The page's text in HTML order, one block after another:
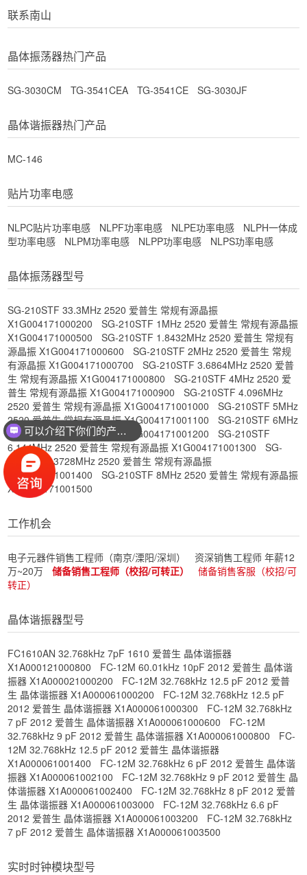
联系南山
晶体振荡器热门产品
SG-3030CM TG-3541CEA TG-3541CE SG-3030JF
晶体谐振器热门产品
MC-146
贴片功率电感
NLPC贴片功率电感 NLPF功率电感 NLPE功率电感
NLPH一体成
型功率电感
NLPM功率电感 NLPP功率电感 NLPS功率电感
晶体振荡器型号
SG-210STF 33.3MHz 2520 爱普生 常规有源晶振
X1G004171000200
SG-210STF 1MHz 2520 爱普生 常规有源晶振
X1G004171000500
SG-210STF 1.8432MHz 2520 爱普生 常规有
源晶振 X1G004171000600
SG-210STF 2MHz 2520 爱普生 常规
有源晶振 X1G004171000700
SG-210STF 3.6864MHz 2520 爱普
生 常规有源晶振 X1G004171000800
SG-210STF 4MHz 2520 爱
普生 常规有源晶振 X1G004171000900
SG-210STF 4.096MHz
2520 爱普生 常规有源晶振 X1G004171001000
SG-210STF 5MHz
2520 爱普生 常规有源晶振 X1G004171001100
SG-210STF 6MHz
2520 爱普生 常规有源晶振 X1G004171001200
SG-210STF
6.144MHz 2520 爱普生 常规有源晶振 X1G004171001300
SG-
210STF 7.3728MHz 2520 爱普生 常规有源晶振
X1G004171001400
SG-210STF 8MHz 2520 爱普生 常规有源晶振
X1G004171001500
工作机会
电子元器件销售工程师（南京/溧阳/深圳）
资深销售工程师 年薪12
万~20万
储备销售工程师（校招/可转正）
储备销售客服（校招/可
转正）
晶体谐振器型号
FC1610AN 32.768kHz 7pF 1610 爱普生 晶体谐振器
X1A000121000800
FC-12M 60.01kHz 10pF 2012 爱普生 晶体谐
振器 X1A000021000200
FC-12M 32.768kHz 12.5 pF 2012 爱普
生 晶体谐振器 X1A000061000200
FC-12M 32.768kHz 12.5 pF
2012 爱普生 晶体谐振器 X1A000061000300
FC-12M 32.768kHz
7 pF 2012 爱普生 晶体谐振器 X1A000061000600
FC-12M
32.768kHz 9 pF 2012 爱普生 晶体谐振器 X1A000061000800
FC-
12M 32.768kHz 12.5 pF 2012 爱普生 晶体谐振器
X1A000061001400
FC-12M 32.768kHz 6 pF 2012 爱普生 晶体谐
振器 X1A000061002100
FC-12M 32.768kHz 9 pF 2012 爱普生 晶
体谐振器 X1A000061002400
FC-12M 32.768kHz 8 pF 2012 爱普
生 晶体谐振器 X1A000061003000
FC-12M 32.768kHz 6.6 pF
2012 爱普生 晶体谐振器 X1A000061003200
FC-12M 32.768kHz
7 pF 2012 爱普生 晶体谐振器 X1A000061003500
实时时钟模块型号